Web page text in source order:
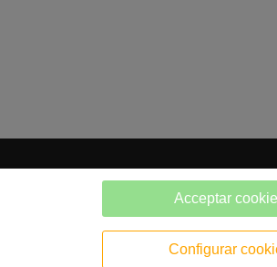
Acceptar
Configurar